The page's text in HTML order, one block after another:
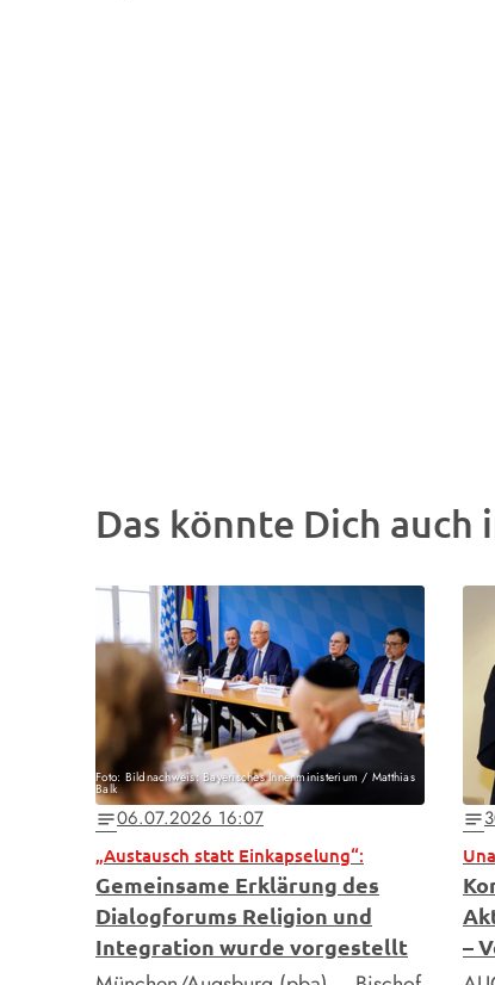
Das könnte Dich auch
Foto: Bildnachweis: Bayerisches Innenministerium / Matthias
Balk
notes06.07.2026 16:07
„Austausch statt Einkapselung“:
Gemeinsame Erklärung des
Dialogforums Religion und
Integration wurde vorgestellt
notes
–